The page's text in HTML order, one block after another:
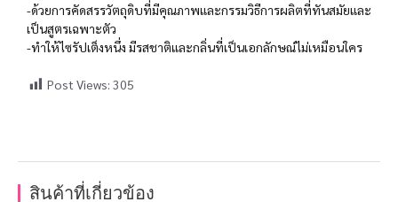
-ด้วยการคัดสรรวัตถุดิบที่มีคุณภาพและกรรมวิธีการผลิตที่ทันสมัยและ
เป็นสูตรเฉพาะตัว
-ทำให้ไซรัปเต็งหนึ่ง มีรสชาติและกลิ่นที่เป็นเอกลักษณ์ไม่เหมือนใคร
Post Views: 305
สินค้าที่เกี่ยวข้อง